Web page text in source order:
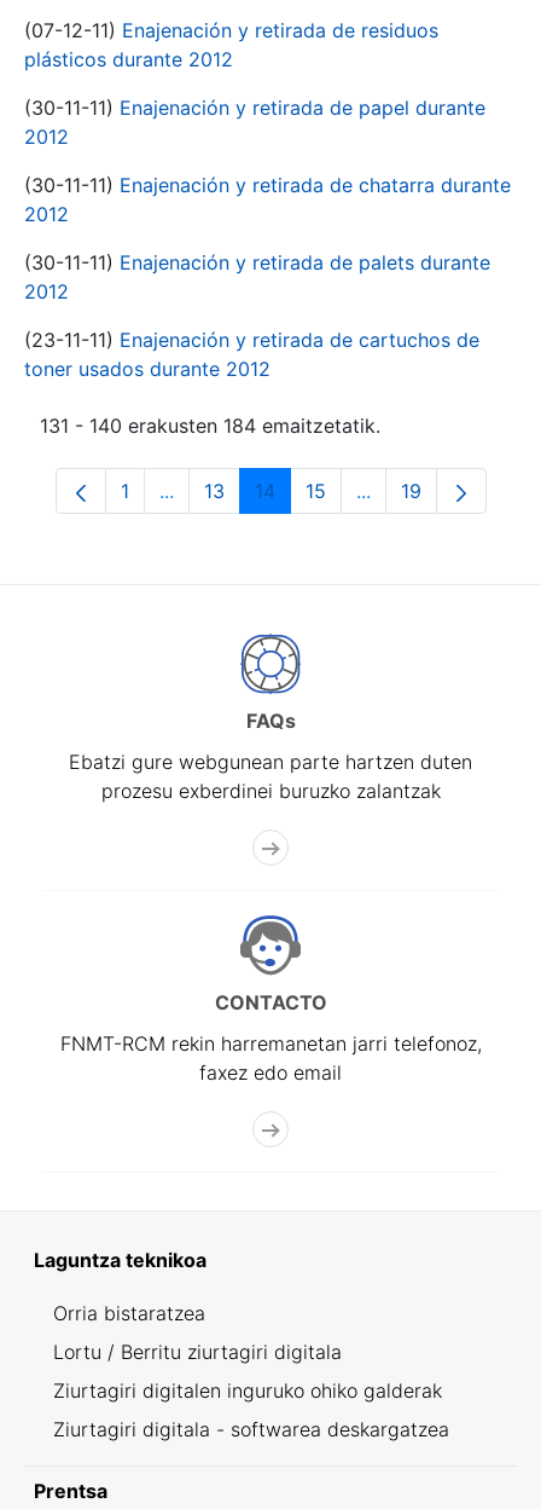
(07-12-11) Enajenación y retirada de residuos
plásticos durante 2012
(30-11-11) Enajenación y retirada de papel durante
2012
(30-11-11) Enajenación y retirada de chatarra durante
2012
(30-11-11) Enajenación y retirada de palets durante
2012
(23-11-11) Enajenación y retirada de cartuchos de
toner usados durante 2012
131 - 140 erakusten 184 emaitzetatik.
Orrialdea
1 ...Intermediate Pages Use TAB to navigate.
Orrialdea
13 Orrialdea
14 Orrialdea
15 ...Intermediate
Orrialdea
19
FAQs
Ebatzi gure webgunean parte hartzen duten
prozesu exberdinei buruzko zalantzak
CONTACTO
FNMT-RCM rekin harremanetan jarri telefonoz,
faxez edo email
Laguntza teknikoa
Orria bistaratzea
Lortu / Berritu ziurtagiri digitala
Ziurtagiri digitalen inguruko ohiko galderak
Ziurtagiri digitala - softwarea deskargatzea
Prentsa